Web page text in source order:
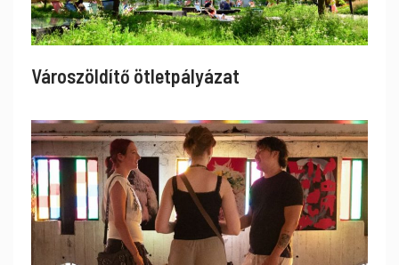
Városzöldítő ötletpályázat